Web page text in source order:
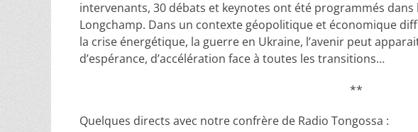
intervenants, 30 débats et keynotes ont été programmés dans
Longchamp. Dans un contexte géopolitique et économique
la crise énergétique, la guerre en Ukraine, l’avenir peut
d’espérance, d’accélération face à toutes les transitions…
**
Quelques directs avec notre confrère de Radio Tongossa :